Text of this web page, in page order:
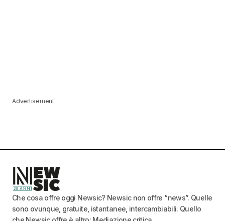
Advertisement
Che cosa offre oggi Newsic? Newsic non offre “news”. Quelle
sono ovunque, gratuite, istantanee, intercambiabili. Quello